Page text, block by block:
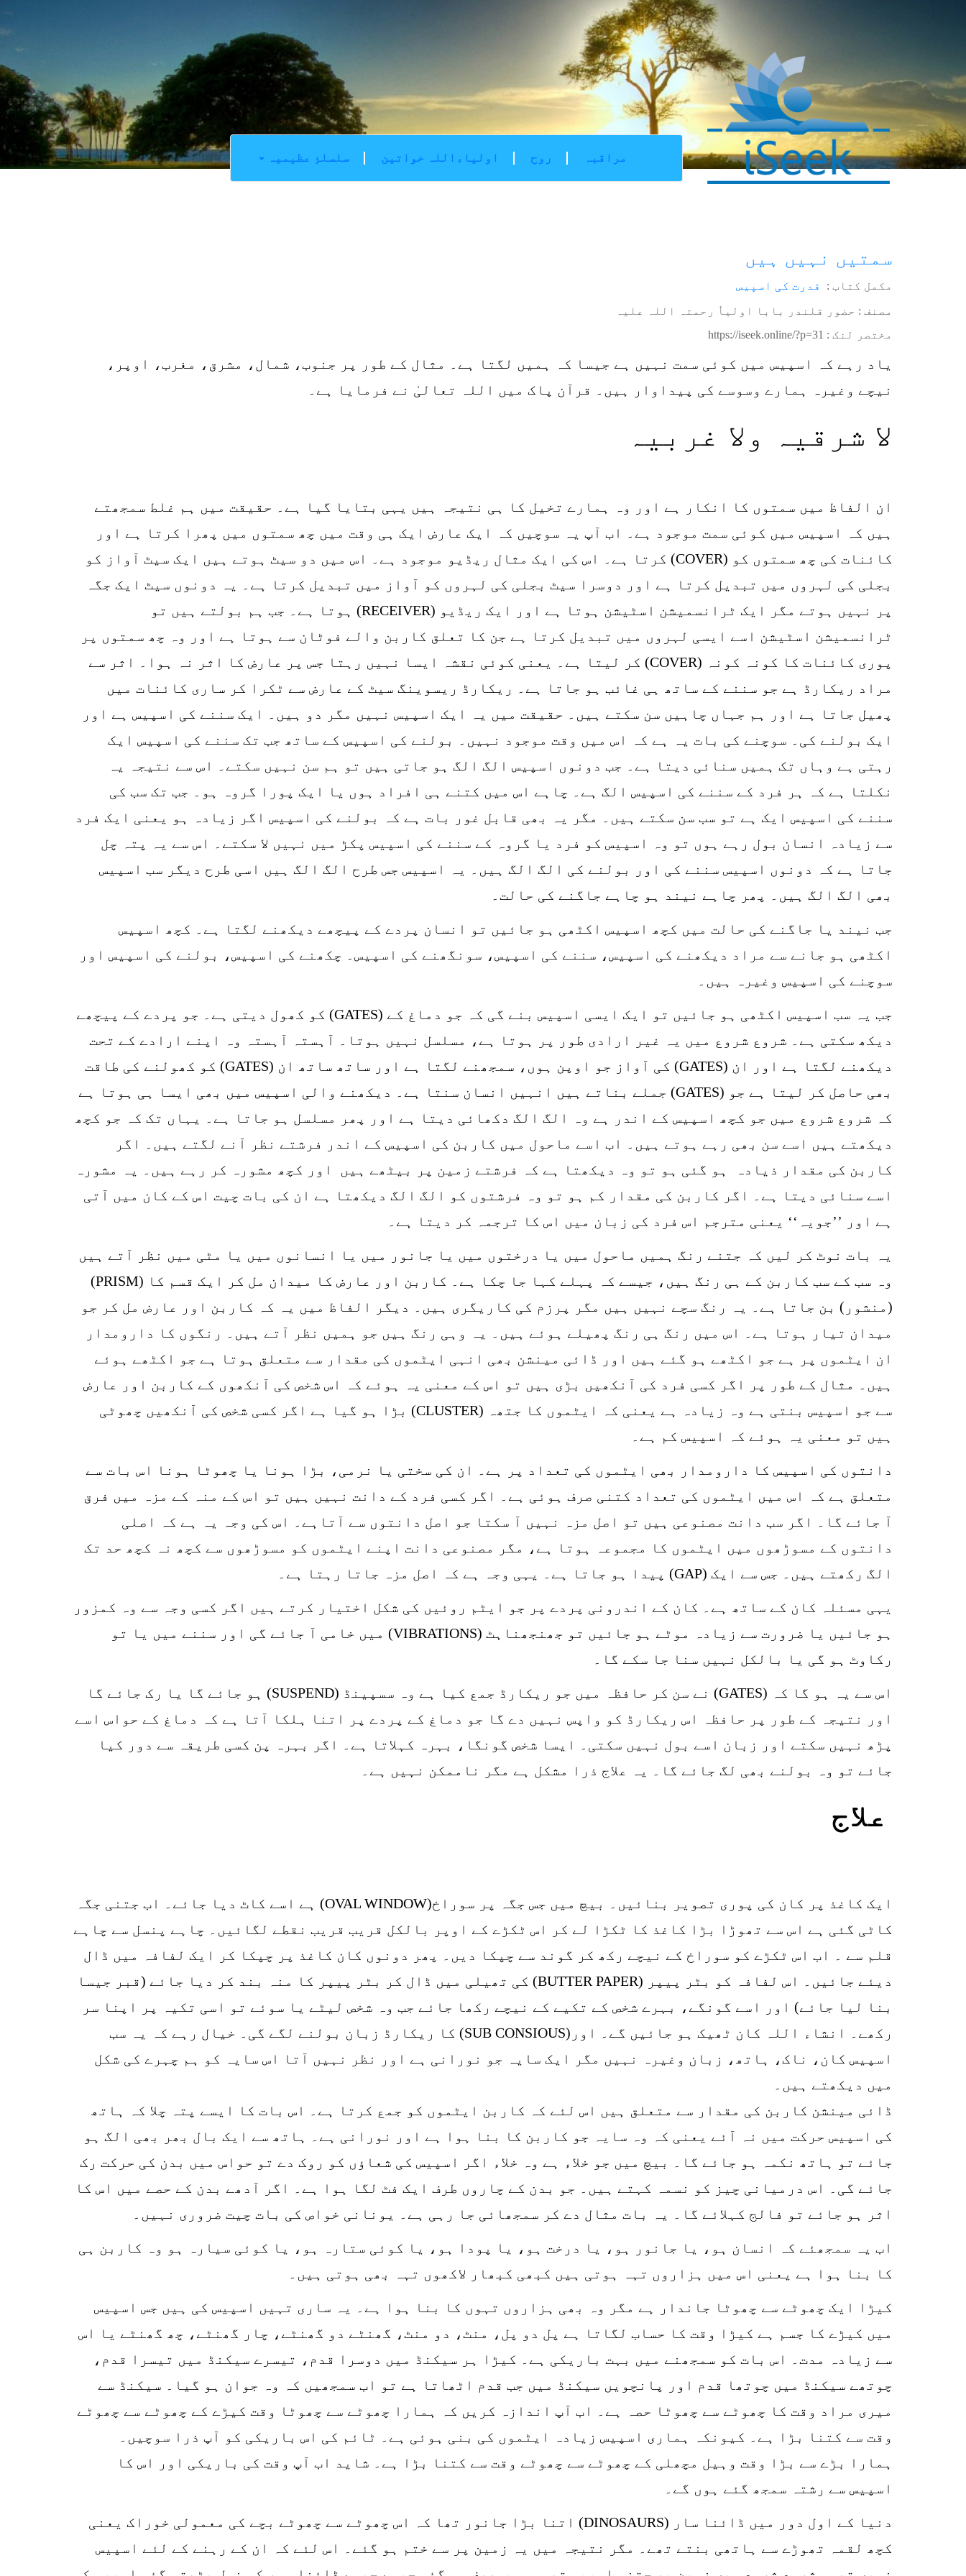
سلسلۂِ عظیمیہ اولیاءاللہ خواتین روح مراقبہ
سمتیں نہیں ہیں
مکمل کتاب : قدرت کی اسپیس
مصنف : حضور قلندر بابا اولیاٗ رحمتہ اللہ علیہ
مختصر لنک : https://iseek.online/?p=31
یاد رہے کہ اسپیس میں کوئی سمت نہیں ہے جیسا کہ ہمیں لگتا ہے۔ مثال کے طور پر جنوب، شمال، مشرق، مغرب، اوپر،
نیچے وغیرہ ہمارے وسوسے کی پیداوار ہیں۔ قرآن پاک میں اللہ تعالیٰ نے فرمایا ہے۔
لا شرقیہ ولا غربیہ
ان الفاظ میں سمتوں کا انکار ہے اور وہ ہمارے تخیل کا ہی نتیجہ ہیں یہی بتایا گیا ہے۔ حقیقت میں ہم غلط سمجھتے
ہیں کہ اسپیس میں کوئی سمت موجود ہے۔ اب آپ یہ سوچیں کہ ایک عارض ایک ہی وقت میں چھ سمتوں میں پھرا کرتا ہے اور
کائنات کی چھ سمتوں کو (COVER) کرتا ہے۔ اس کی ایک مثال ریڈیو موجود ہے۔ اس میں دو سیٹ ہوتے ہیں ایک سیٹ آواز کو
بجلی کی لہروں میں تبدیل کرتا ہے اور دوسرا سیٹ بجلی کی لہروں کو آواز میں تبدیل کرتا ہے۔ یہ دونوں سیٹ ایک جگہ
پر نہیں ہوتے مگر ایک ٹرانسمیشن اسٹیشن ہوتا ہے اور ایک ریڈیو (RECEIVER) ہوتا ہے۔ جب ہم بولتے ہیں تو
ٹرانسمیشن اسٹیشن اسے ایسی لہروں میں تبدیل کرتا ہے جن کا تعلق کاربن والے فوٹان سے ہوتا ہے اور وہ چھ سمتوں پر
پوری کائنات کا کونہ کونہ (COVER) کر لیتا ہے۔ یعنی کوئی نقشہ ایسا نہیں رہتا جس پر عارض کا اثر نہ ہوا۔ اثر سے
مراد ریکارڈ ہے جو سننے کے ساتھ ہی غائب ہو جاتا ہے۔ ریکارڈ ریسوینگ سیٹ کے عارض سے ٹکرا کر ساری کائنات میں
پھیل جاتا ہے اور ہم جہاں چاہیں سن سکتے ہیں۔ حقیقت میں یہ ایک اسپیس نہیں مگر دو ہیں۔ ایک سننے کی اسپیس ہے اور
ایک بولنے کی۔ سوچنے کی بات یہ ہے کہ اس میں وقت موجود نہیں۔ بولنے کی اسپیس کے ساتھ جب تک سننے کی اسپیس ایک
رہتی ہے وہاں تک ہمیں سنائی دیتا ہے۔ جب دونوں اسپیس الگ الگ ہو جاتی ہیں تو ہم سن نہیں سکتے۔ اس سے نتیجہ یہ
نکلتا ہے کہ ہر فرد کے سننے کی اسپیس الگ ہے۔ چاہے اس میں کتنے ہی افراد ہوں یا ایک پورا گروہ ہو۔ جب تک سب کی
سننے کی اسپیس ایک ہے تو سب سن سکتے ہیں۔ مگر یہ بھی قابل غور بات ہے کہ بولنے کی اسپیس اگر زیادہ ہو یعنی ایک فرد
سے زیادہ انسان بول رہے ہوں تو وہ اسپیس کو فرد یا گروہ کے سننے کی اسپیس پکڑ میں نہیں لا سکتے۔ اس سے یہ پتہ چل
جاتا ہے کہ دونوں اسپیس سننے کی اور بولنے کی الگ الگ ہیں۔ یہ اسپیس جس طرح الگ الگ ہیں اسی طرح دیگر سب اسپیس
بھی الگ الگ ہیں۔ پھر چاہے نیند ہو چاہے جاگنے کی حالت۔
جب نیند یا جاگنے کی حالت میں کچھ اسپیس اکٹھی ہو جائیں تو انسان پردے کے پیچھے دیکھنے لگتا ہے۔ کچھ اسپیس
اکٹھی ہو جانے سے مراد دیکھنے کی اسپیس، سننے کی اسپیس، سونگھنے کی اسپیس۔ چکھنے کی اسپیس، بولنے کی اسپیس اور
سوچنے کی اسپیس وغیرہ ہیں۔
جب یہ سب اسپیس اکٹھی ہو جائیں تو ایک ایسی اسپیس بنے گی کہ جو دماغ کے (GATES) کو کھول دیتی ہے۔ جو پردے کے پیچھے
دیکھ سکتی ہے۔ شروع شروع میں یہ غیر ارادی طور پر ہوتا ہے، مسلسل نہیں ہوتا۔ آہستہ آہستہ وہ اپنے ارادے کے تحت
دیکھنے لگتا ہے اور ان (GATES) کی آواز جو اوپن ہوں، سمجھنے لگتا ہے اور ساتھ ساتھ ان (GATES) کو کھولنے کی طاقت
بھی حاصل کر لیتا ہے جو (GATES) جملے بناتے ہیں انہیں انسان سنتا ہے۔ دیکھنے والی اسپیس میں بھی ایسا ہی ہوتا ہے
کہ شروع شروع میں جو کچھ اسپیس کے اندر ہے وہ الگ الگ دکھائی دیتا ہے اور پھر مسلسل ہو جاتا ہے۔ یہاں تک کہ جو کچھ
دیکھتے ہیں اسے سن بھی رہے ہوتے ہیں۔ اب اسے ماحول میں کاربن کی اسپیس کے اندر فرشتے نظر آنے لگتے ہیں۔ اگر
کاربن کی مقدار ذیادہ ہو گئی ہو تو وہ دیکھتا ہے کہ فرشتے زمین پر بیٹھے ہیں اور کچھ مشورہ کر رہے ہیں۔ یہ مشورہ
اسے سنائی دیتا ہے۔ اگر کاربن کی مقدار کم ہو تو وہ فرشتوں کو الگ الگ دیکھتا ہے ان کی بات چیت اس کے کان میں آتی
ہے اور ’’جویہ‘‘ یعنی مترجم اس فرد کی زبان میں اس کا ترجمہ کر دیتا ہے۔
یہ بات نوٹ کر لیں کہ جتنے رنگ ہمیں ماحول میں یا درختوں میں یا جانور میں یا انسانوں میں یا مٹی میں نظر آتے ہیں
وہ سب کے سب کاربن کے ہی رنگ ہیں، جیسے کہ پہلے کہا جا چکا ہے۔ کاربن اور عارض کا میدان مل کر ایک قسم کا (PRISM)
(منشور) بن جاتا ہے۔ یہ رنگ سچے نہیں ہیں مگر پرزم کی کاریگری ہیں۔ دیگر الفاظ میں یہ کہ کاربن اور عارض مل کر جو
میدان تیار ہوتا ہے۔ اس میں رنگ ہی رنگ پھیلے ہوئے ہیں۔ یہ وہی رنگ ہیں جو ہمیں نظر آتے ہیں۔ رنگوں کا دارومدار
ان ایٹموں پر ہے جو اکٹھے ہو گئے ہیں اور ڈائی مینشن بھی انہی ایٹموں کی مقدار سے متعلق ہوتا ہے جو اکٹھے ہوئے
ہیں۔ مثال کے طور پر اگر کسی فرد کی آنکھیں بڑی ہیں تو اس کے معنی یہ ہوئے کہ اس شخص کی آنکھوں کے کاربن اور عارض
سے جو اسپیس بنتی ہے وہ زیادہ ہے یعنی کہ ایٹموں کا جتھہ (CLUSTER) بڑا ہو گیا ہے اگر کسی شخص کی آنکھیں چھوٹی
ہیں تو معنی یہ ہوئے کہ اسپیس کم ہے۔
دانتوں کی اسپیس کا دارومدار بھی ایٹموں کی تعداد پر ہے۔ ان کی سختی یا نرمی، بڑا ہونا یا چھوٹا ہونا اس بات سے
متعلق ہے کہ اس میں ایٹموں کی تعداد کتنی صرف ہوئی ہے۔ اگر کسی فرد کے دانت نہیں ہیں تو اس کے منہ کے مزہ میں فرق
آ جائے گا۔ اگر سب دانت مصنوعی ہیں تو اصل مزہ نہیں آ سکتا جو اصل دانتوں سے آتاہے۔ اس کی وجہ یہ ہے کہ اصلی
دانتوں کے مسوڑھوں میں ایٹموں کا مجموعہ ہوتا ہے، مگر مصنوعی دانت اپنے ایٹموں کو مسوڑھوں سے کچھ نہ کچھ حد تک
الگ رکھتے ہیں۔ جس سے ایک (GAP) پیدا ہو جاتا ہے۔ یہی وجہ ہے کہ اصل مزہ جاتا رہتا ہے۔
یہی مسئلہ کان کے ساتھ ہے۔ کان کے اندرونی پردے پر جو ایٹم روئیں کی شکل اختیار کرتے ہیں اگر کسی وجہ سے وہ کمزور
ہو جائیں یا ضرورت سے زیادہ موٹے ہو جائیں تو جھنجھناہٹ (VIBRATIONS) میں خامی آ جائے گی اور سننے میں یا تو
رکاوٹ ہو گی یا بالکل نہیں سنا جا سکے گا۔
اس سے یہ ہو گا کہ (GATES) نے سن کر حافظہ میں جو ریکارڈ جمع کیا ہے وہ سسپینڈ (SUSPEND) ہو جائے گا یا رک جائے گا
اور نتیجہ کے طور پر حافظہ اس ریکارڈ کو واپس نہیں دے گا جو دماغ کے پردے پر اتنا ہلکا آتا ہے کہ دماغ کے حواس اسے
پڑھ نہیں سکتے اور زبان اسے بول نہیں سکتی۔ ایسا شخص گونگا، بہرہ کہلاتا ہے۔ اگر بہرہ پن کسی طریقہ سے دور کیا
جائے تو وہ بولنے بھی لگ جائے گا۔ یہ علاج ذرا مشکل ہے مگر ناممکن نہیں ہے۔
علاج
ایک کاغذ پر کان کی پوری تصویر بنائیں۔ بیچ میں جس جگہ پر سوراخ(OVAL WINDOW) ہے اسے کاٹ دیا جائے۔ اب جتنی جگہ
کاٹی گئی ہے اس سے تھوڑا بڑا کاغذ کا ٹکڑا لے کر اس ٹکڑے کے اوپر بالکل قریب قریب نقطے لگائیں۔ چاہے پنسل سے چاہے
قلم سے ۔ اب اس ٹکڑے کو سوراخ کے نیچے رکھ کر گوند سے چپکا دیں۔ پھر دونوں کان کاغذ پر چپکا کر ایک لفافہ میں ڈال
دیئے جائیں۔ اس لفافہ کو بٹر پیپر (BUTTER PAPER) کی تھیلی میں ڈال کر بٹر پیپر کا منہ بند کر دیا جائے (قبر جیسا
بنا لیا جائے) اور اسے گونگے، بہرے شخص کے تکیے کے نیچے رکھا جائے جب وہ شخص لیٹے یا سوئے تو اسی تکیہ پر اپنا سر
رکھے۔ انشاء اللہ کان ٹھیک ہو جائیں گے۔ اور(SUB CONSIOUS) کا ریکارڈ زبان بولنے لگے گی۔ خیال رہے کہ یہ سب
اسپیس کان، ناک، ہاتھ، زبان وغیرہ نہیں مگر ایک سایہ جو نورانی ہے اور نظر نہیں آتا اس سایہ کو ہم چہرے کی شکل
میں دیکھتے ہیں۔
ڈائی مینشن کاربن کی مقدار سے متعلق ہیں اس لئے کہ کاربن ایٹموں کو جمع کرتا ہے۔ اس بات کا ایسے پتہ چلا کہ ہاتھ
کی اسپیس حرکت میں نہ آئے یعنی کہ وہ سایہ جو کاربن کا بنا ہوا ہے اور نورانی ہے۔ ہاتھ سے ایک بال بھر بھی الگ ہو
جائے تو ہاتھ نکمہ ہو جائے گا۔ بیچ میں جو خلاء ہے وہ خلاء اگر اسپیس کی شعاؤں کو روک دے تو حواس میں بدن کی حرکت رک
جائے گی۔ اس درمیانی چیز کو نسمہ کہتے ہیں۔ جو بدن کے چاروں طرف ایک فٹ لگا ہوا ہے۔ اگر آدھے بدن کے حصے میں اس کا
اثر ہو جائے تو فالج کہلائے گا۔ یہ بات مثال دے کر سمجھائی جا رہی ہے۔ یونانی خواص کی بات چیت ضروری نہیں۔
اب یہ سمجھئے کہ انسان ہو، یا جانور ہو، یا درخت ہو، یا پودا ہو، یا کوئی ستارہ ہو، یا کوئی سیارہ ہو وہ کاربن ہی
کا بنا ہوا ہے یعنی اس میں ہزاروں تہہ ہوتی ہیں کبھی کبھار لاکھوں تہہ بھی ہوتی ہیں۔
کیڑا ایک چھوٹے سے چھوٹا جاندار ہے مگر وہ بھی ہزاروں تہوں کا بنا ہوا ہے۔ یہ ساری تہیں اسپیس کی ہیں جس اسپیس
میں کیڑے کا جسم ہے کیڑا وقت کا حساب لگاتا ہے پل دو پل، منٹ، دو منٹ، گھنٹے دو گھنٹے، چار گھنٹے، چھ گھنٹے یا اس
سے زیادہ مدت۔ اس بات کو سمجھنے میں بہت باریکی ہے۔ کیڑا ہر سیکنڈ میں دوسرا قدم، تیسرے سیکنڈ میں تیسرا قدم،
چوتھے سیکنڈ میں چوتھا قدم اور پانچویں سیکنڈ میں جب قدم اٹھاتا ہے تو اب سمجھیں کہ وہ جوان ہو گیا۔ سیکنڈ سے
میری مراد وقت کا چھوٹے سے چھوٹا حصہ ہے۔ اب آپ اندازہ کریں کہ ہمارا چھوٹے سے چھوٹا وقت کیڑے کے چھوٹے سے چھوٹے
وقت سے کتنا بڑا ہے۔ کیونکہ ہماری اسپیس زیادہ ایٹموں کی بنی ہوئی ہے۔ ٹائم کی اس باریکی کو آپ ذرا سوچیں۔
ہمارا بڑے سے بڑا وقت وہیل مچھلی کے چھوٹے سے چھوٹے وقت سے کتنا بڑا ہے۔ شاید اب آپ وقت کی باریکی اور اس کا
اسپیس سے رشتہ سمجھ گئے ہوں گے۔
دنیا کے اول دور میں ڈائنا سار (DINOSAURS) اتنا بڑا جانور تھا کہ اس چھوٹے سے چھوٹے بچے کی معمولی خوراک یعنی
کچھ لقمہ تھوڑے سے ہاتھی بنتے تھے۔ مگر نتیجہ میں یہ زمین پر سے ختم ہو گئے۔ اس لئے کہ ان کے رہنے کے لئے اسپیس